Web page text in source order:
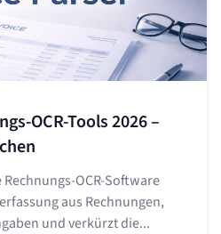
OCR-Tools 2026 –
OCR-Software
aus Rechnungen,
und verkürzt die...